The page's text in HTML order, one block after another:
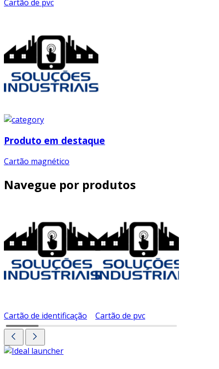
Cartão de pvc
Produto em destaque
Cartão magnético
Navegue por produtos
Cartão de identificação Cartão de pvc